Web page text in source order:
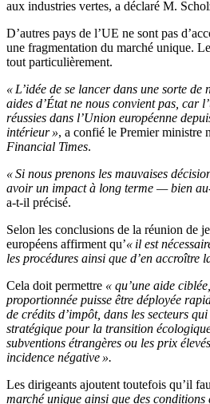
aux industries vertes, a déclaré M.
D’autres pays de l’UE ne sont pas
une fragmentation du marché unique.
tout particulièrement.
« L’idée de se lancer dans une sorte de
aides d’État ne nous convient pas, car
réussies dans l’Union européenne
intérieur », a confié le Premier ministre
Financial Times.
« Si nous prenons les mauvaises
avoir un impact à long terme — bien
a-t-il précisé.
Selon les conclusions de la réunion de
européens affirment qu’« il est
les procédures ainsi que d’en accroître
Cela doit permettre « qu’une aide
proportionnée puisse être déployée
de crédits d’impôt, dans les secteurs
stratégique pour la transition
subventions étrangères ou les prix
incidence négative ».
Les dirigeants ajoutent toutefois qu’il
marché unique ainsi que des conditions